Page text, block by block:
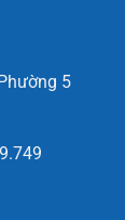
5